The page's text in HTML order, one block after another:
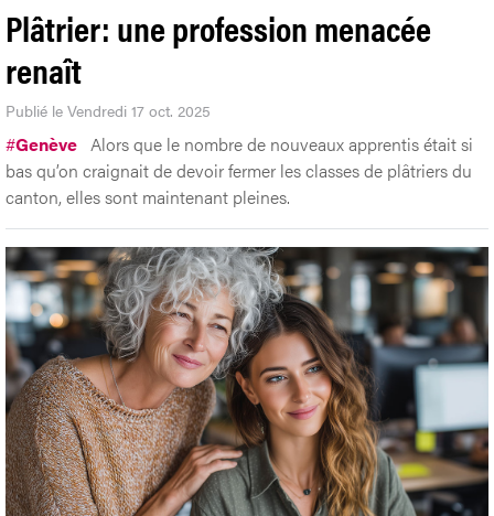
Plâtrier: une profession menacée
renaît
Publié le Vendredi 17 oct. 2025
#Genève Alors que le nombre de nouveaux apprentis était si
bas qu’on craignait de devoir fermer les classes de plâtriers du
canton, elles sont maintenant pleines.